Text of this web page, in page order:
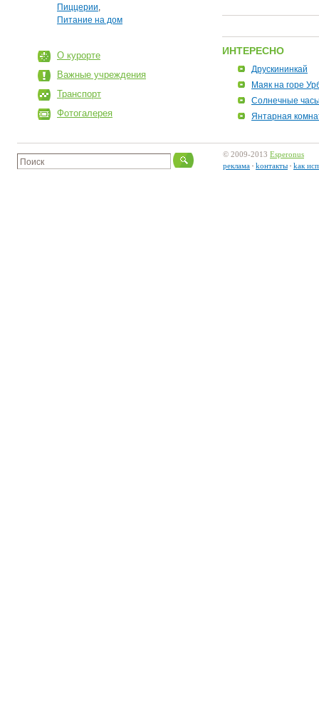
Пиццерии,
Питание на дом
О курорте
Важные учреждения
Транспорт
Фотогалерея
ИНТЕРЕСНО
Друскининкай
Маяк на горе
Солнечные
Янтарная
© 2009-2013 Esperonus
pеклама
kонтакты kак